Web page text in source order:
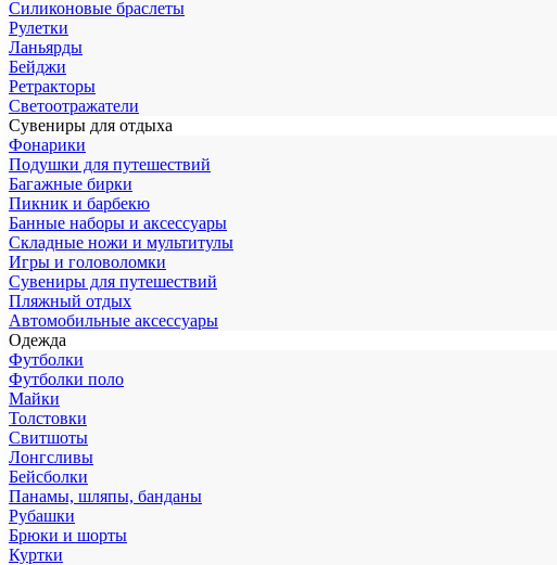
Силиконовые браслеты
Рулетки
Ланьярды
Бейджи
Ретракторы
Светоотражатели
Сувениры для отдыха
Фонарики
Подушки для путешествий
Багажные бирки
Пикник и барбекю
Банные наборы и аксессуары
Складные ножи и мультитулы
Игры и головоломки
Сувениры для путешествий
Пляжный отдых
Автомобильные аксессуары
Одежда
Футболки
Футболки поло
Майки
Толстовки
Свитшоты
Лонгсливы
Бейсболки
Панамы, шляпы, банданы
Рубашки
Брюки и шорты
Куртки